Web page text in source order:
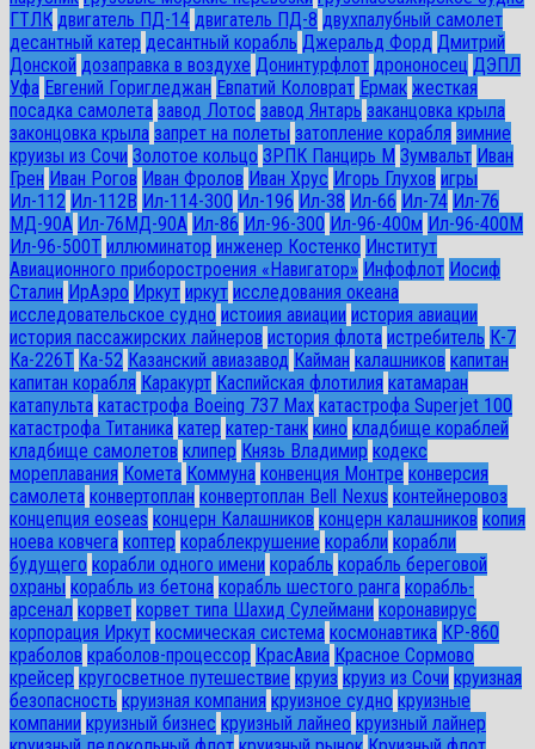
ГТЛК двигатель ПД-14 двигатель ПД-8 двухпалубный самолет
десантный катер десантный корабль Джеральд Форд Дмитрий
Донской дозаправка в воздухе Донинтурфлот дрононосец ДЭПЛ
Уфа Евгений Горигледжан Евпатий Коловрат Ермак жесткая
посадка самолета завод Лотос завод Янтарь заканцовка крыла
законцовка крыла запрет на полеты затопление корабля зимние
круизы из Сочи Золотое кольцо ЗРПК Панцирь М Зумвальт Иван
Грен Иван Рогов Иван Фролов Иван Хрус Игорь Глухов игры
Ил-112 Ил-112В Ил-114-300 Ил-196 Ил-38 Ил-66 Ил-74 Ил-76
МД-90А Ил-76МД-90А Ил-86 Ил-96-300 Ил-96-400м Ил-96-400М
Ил-96-500Т иллюминатор инженер Костенко Институт
Авиационного приборостроения «Навигатор» Инфофлот Иосиф
Сталин ИрАэро Иркут иркут исследования океана
исследовательское судно истоиия авиации история авиации
история пассажирских лайнеров история флота истребитель К-7
Ка-226Т Ка-52 Казанский авиазавод Кайман калашников капитан
капитан корабля Каракурт Каспийская флотилия катамаран
катапульта катастрофа Boeing 737 Max катастрофа Superjet 100
катастрофа Титаника катер катер-танк кино кладбище кораблей
кладбище самолетов клипер Князь Владимир кодекс
мореплавания Комета Коммуна конвенция Монтре конверсия
самолета конвертоплан конвертоплан Bell Nexus контейнеровоз
концепция eoseas концерн Калашников концерн калашников копия
ноева ковчега коптер кораблекрушение корабли корабли
будущего корабли одного имени корабль корабль береговой
охраны корабль из бетона корабль шестого ранга корабль-
арсенал корвет корвет типа Шахид Сулеймани коронавирус
корпорация Иркут космическая система космонавтика КР-860
краболов краболов-процессор КрасАвиа Красное Сормово
крейсер кругосветное путешествие круиз круиз из Сочи круизная
безопасность круизная компания круизное судно круизные
компании круизный бизнес круизный лайнео круизный лайнер